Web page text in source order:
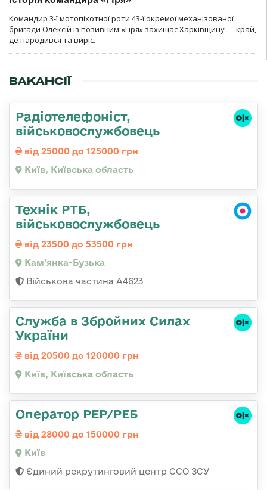
Командир 3-ї мотопіхотної роти 43-ї окремої механізованої
бригади Олексій із позивним «Гіря» захищає Харківщину — край,
де народився та виріс.
ВАКАНСІЇ
Радіотелефоніст,
військовослужбовець
від 25000 до 125000 грн
Київ, Київська область
Технік РТБ,
військовослужбовець
від 23500 до 53500 грн
Кам'янка-Бузька
Військова частина А4623
Служба в Збройних Силах
України
від 20500 до 120000 грн
Київ, Київська область
Оператор РЕР/РЕБ
від 28000 до 150000 грн
Київ
Єдиний рекрутинговий центр ССО ЗСУ